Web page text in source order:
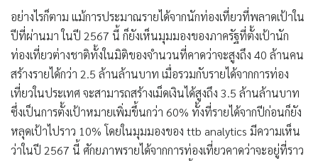
อย่างไรก็ตาม แม้การประมาณรายได้จากนักท่องเที่ยวที่พลาดเป้าใน
ปีที่ผ่านมา ในปี 2567 นี้ ก็ยังเห็นมุมมองของภาครัฐที่ตั้งเป้านัก
ท่องเที่ยวต่างชาติทั้งในมิติของจำนวนที่คาดว่าจะสูงถึง 40 ล้านคน
สร้างรายได้กว่า 2.5 ล้านล้านบาท เมื่อรวมกับรายได้จากการท่อง
เที่ยวในประเทศ จะสามารถสร้างเม็ดเงินได้สูงถึง 3.5 ล้านล้านบาท
ซึ่งเป็นการตั้งเป้าหมายเพิ่มขึ้นกว่า 60% ทั้งที่รายได้จากปีก่อนก็ยัง
หลุดเป้าไปราว 10% โดยในมุมมองของ ttb analytics มีความเห็น
ว่าในปี 2567 นี้ ศักยภาพรายได้จากการท่องเที่ยวคาดว่าจะอยู่ที่ราว